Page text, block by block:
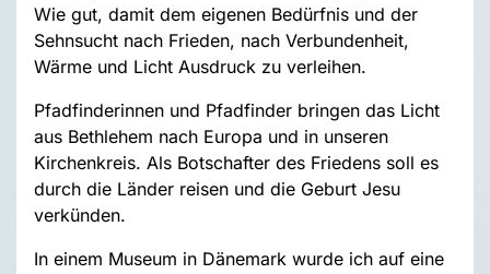
Wie gut, damit dem eigenen Bedürfnis und der
Sehnsucht nach Frieden, nach Verbundenheit,
Wärme und Licht Ausdruck zu verleihen.
Pfadfinderinnen und Pfadfinder bringen das Licht
aus Bethlehem nach Europa und in unseren
Kirchenkreis. Als Botschafter des Friedens soll es
durch die Länder reisen und die Geburt Jesu
verkünden.
In einem Museum in Dänemark wurde ich auf eine